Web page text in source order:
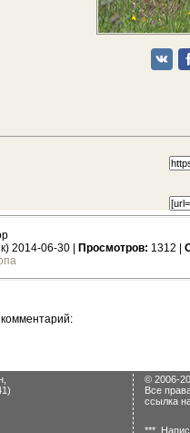
2014-06-30 | Просмотров: 1312 |
© 2006-
Все
ссылка
***